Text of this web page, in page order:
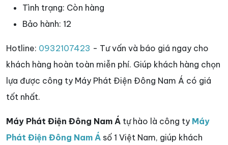
Tình trạng: Còn hàng
Bảo hành: 12
Hotline: 0932107423 - Tư vấn và báo giá ngay cho
khách hàng hoàn toàn miễn phí. Giúp khách hàng chọn
lựa được công ty Máy Phát Điện Đông Nam Á có giá
tốt nhất.
Máy Phát Điện Đông Nam Á tự hào là công ty Máy
Phát Điện Đông Nam Á số 1 Việt Nam, giúp khách